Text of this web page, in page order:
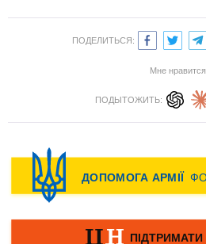
ПОДЕЛИТЬСЯ:
Мне нравится
ПОДЫТОЖИТЬ: